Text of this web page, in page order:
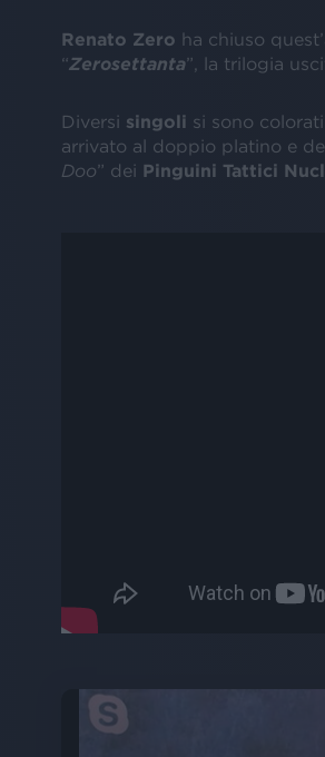
Renato Zero ha chiuso
“Zerosettanta”, la trilogia
Diversi singoli si sono
arrivato al doppio platino e de
Doo” dei Pinguini Tattici